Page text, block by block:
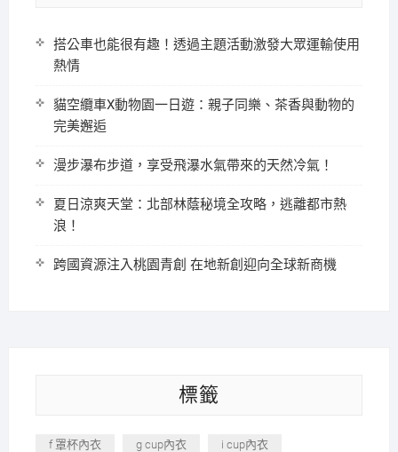
搭公車也能很有趣！透過主題活動激發大眾運輸使用
熱情
貓空纜車X動物園一日遊：親子同樂、茶香與動物的
完美邂逅
漫步瀑布步道，享受飛瀑水氣帶來的天然冷氣！
夏日涼爽天堂：北部林蔭秘境全攻略，逃離都市熱
浪！
跨國資源注入桃園青創 在地新創迎向全球新商機
標籤
f 罩杯內衣 g cup內衣 i cup內衣